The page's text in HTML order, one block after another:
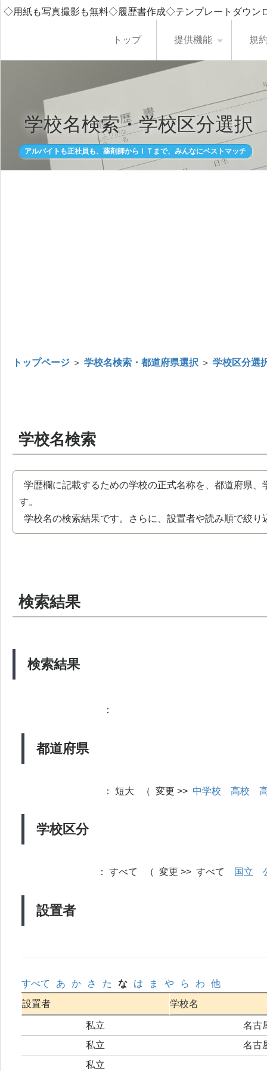
◇用紙も写真撮影も無料◇履歴書作成◇テンプレートダウ
トップ 提供機能 規
学校名検索・学校区分選択
アルバイトも正社員も、薬剤師からＩＴまで、みんなにベストマッチ
トップページ ＞ 学校名検索・都道府県選択 ＞ 学校区分選
学校名検索
学歴欄に記載するための学校の正式名称を、都道府県
す。
学校名の検索結果です。さらに、設置者や読み順で絞り
検索結果
検索結果
都道府県
：
学校区分
： 短大 （ 変更 >> 中学校 高校
設置者
： すべて （ 変更 >> すべて 国立
すべて あ か さ た な は ま や ら わ
他
設置者
学校名
私立
名古
私立
名古
私立